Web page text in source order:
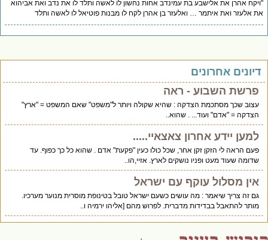
אהרן את אלישבע בת עמינדב אחות נחשון לו לאשה ותלד לו את נדב ואת אביהוא
אלעזר ואת איתמר … ואלעזר בן אהרן לקח לו מבנות פוטיאל לו לאשה ותלד
אחרונים
פרשת השבוע - ראה
עצוב שכך מסתכמת הצדקה : שהיא שקולה ויותר ל"משפט" שאם המשפט = "ארץ"
הצדקה = "אדם" ועוד... . שהוא..
למען יידע אחרון צאצאיי.....
פעם הראה לי הזקן זקן אחר, שכל כולו כעין "פקעת" אדם . שהוא כל כך כפוף. עד
שדומה שעוד מעט ופניו נושקים לארץ. אזיי,הו..
אין מסלול עוקף עם ישראל
גם זה צריך שיאמר : מה עושים כשעם ישראל טובל בטינופת מוסרית מנוער מערכיו.
מותר להתאבל בבדידות מדברית. לפרוש מהם [אליהו ירמיה ו..